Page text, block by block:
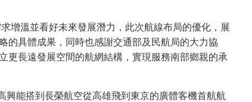
增溫並看好未來發展潛力，此次航線布局的優化，展
的具體成果，同時也感謝交通部及民航局的大力協
更長遠發展空間的航網結構，實現服務南部鄉親的承
能搭到長榮航空從高雄飛到東京的廣體客機首航航